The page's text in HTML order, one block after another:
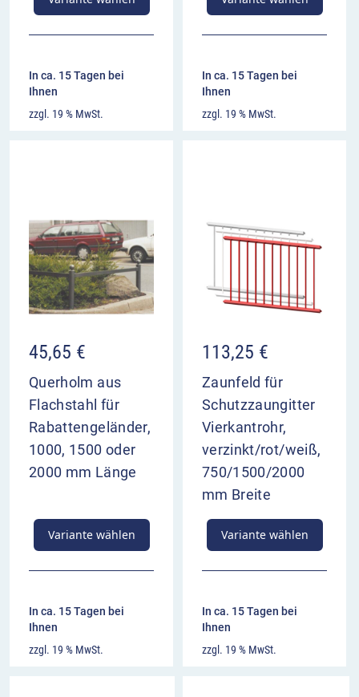
In ca. 15 Tagen bei
Ihnen
zzgl. 19 % MwSt.
In ca. 15 Tagen bei
Ihnen
zzgl. 19 % MwSt.
45,65 €
Querholm aus
Flachstahl für
Rabattengeländer,
1000, 1500 oder
2000 mm Länge
Variante wählen
In ca. 15 Tagen bei
Ihnen
zzgl. 19 % MwSt.
113,25 €
Zaunfeld für
Schutzzaungitter
Vierkantrohr,
verzinkt/rot/weiß,
750/1500/2000
mm Breite
Variante wählen
In ca. 15 Tagen bei
Ihnen
zzgl. 19 % MwSt.